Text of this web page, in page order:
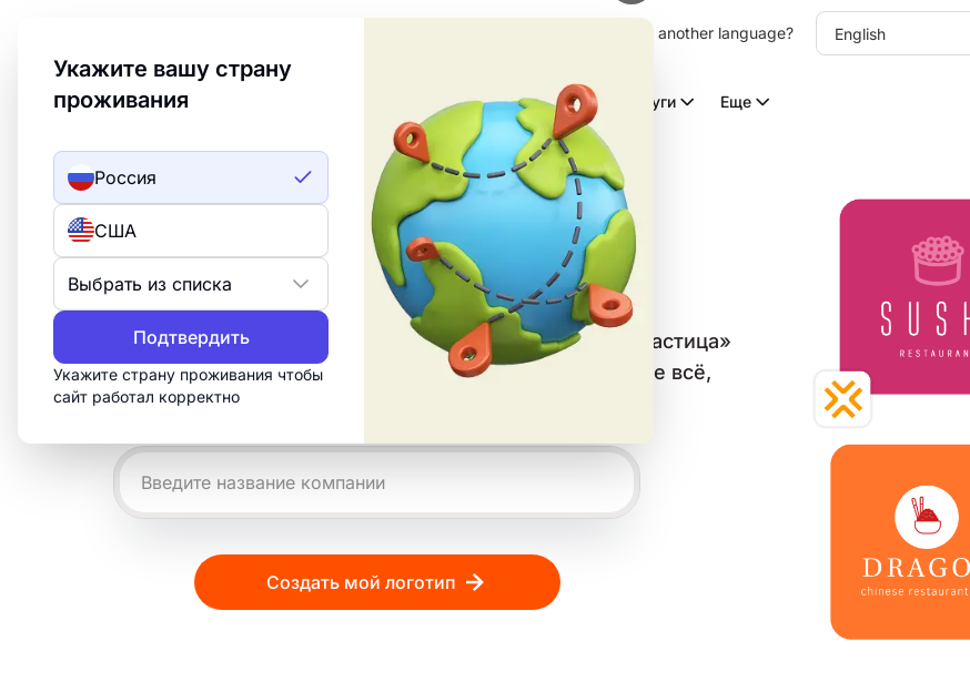
Укажите вашу страну
проживания
Россия
США
Выбрать из списка
Подтвердить
Укажите страну проживания чтобы
сайт работал корректно
Welcome to Turbologo! This page is available in another language. Choose another language?
ИИ лого Видео с ИИ Услуги Еще
Примеры логотипов
частиц
Создайте профессиональный логотип в категории «Частица»
за 15 минут. Настройте бесплатный шаблон и скачайте всё,
что нужно для печати, веба и социальных сетей.
Создать мой логотип